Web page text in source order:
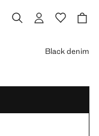
Black denim